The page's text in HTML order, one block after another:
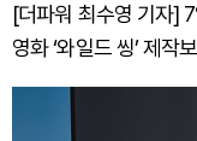
[더파워 최수영 기자]
영화 ‘와일드 씽’ 제작